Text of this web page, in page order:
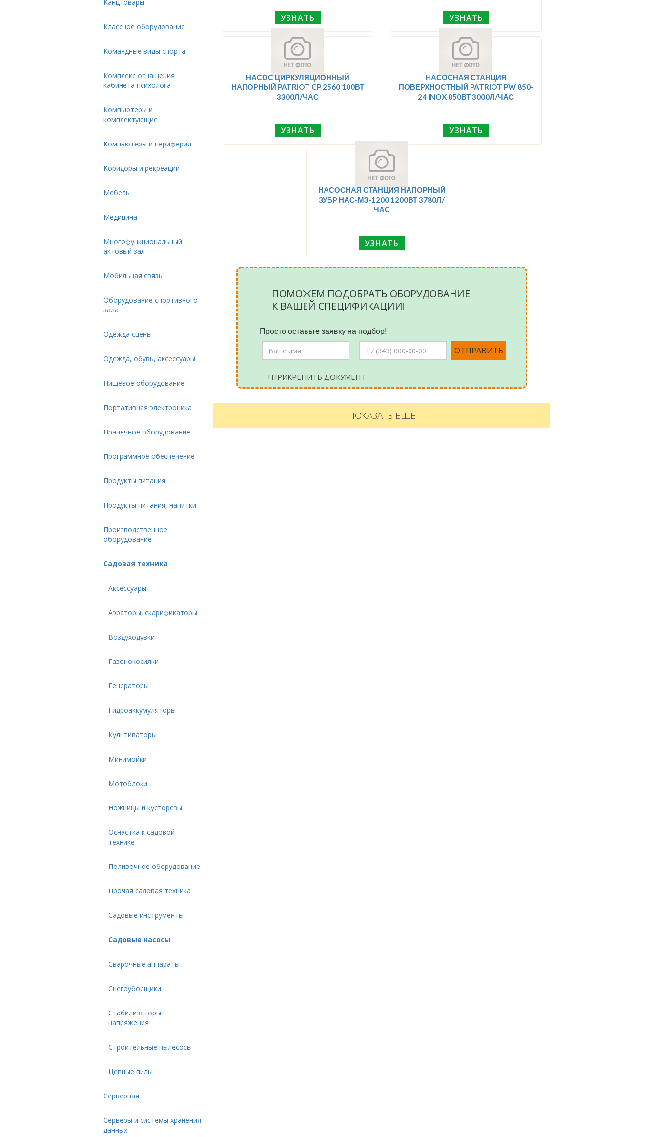
Канцтовары
Классное оборудование
Командные виды спорта
Комплекс оснащения
кабинета психолога
Компьютеры и
комплектующие
Компьютеры и периферия
Коридоры и рекреации
Мебель
Медицина
Многофункциональный
актовый зал
Мобильная связь
Оборудование спортивного
зала
Одежда сцены
Одежда, обувь, аксессуары
Пищевое оборудование
Портативная электроника
Прачечное оборудование
Программное обеспечение
Продукты питания
Продукты питания, напитки
Производственное
оборудование
Садовая техника
Аксессуары
Аэраторы, скарификаторы
Воздуходувки
Газонокосилки
Генераторы
Гидроаккумуляторы
Культиваторы
Минимойки
Мотоблоки
Ножницы и кусторезы
Оснастка к садовой
технике
Поливочное оборудование
Прочая садовая техника
Садовые инструменты
Садовые насосы
Сварочные аппараты
Снегоуборщики
Стабилизаторы
напряжения
Строительные пылесосы
Цепные пилы
Серверная
Серверы и системы хранения
данных
УЗНАТЬ УЗНАТЬ
НАСОС ЦИРКУЛЯЦИОННЫЙ
НАПОРНЫЙ PATRIOT CP 2560 100ВТ
3300Л/ЧАС
УЗНАТЬ
НАСОСНАЯ СТАНЦИЯ
ПОВЕРХНОСТНЫЙ PATRIOT PW 850-
24 INOX 850ВТ 3000Л/ЧАС
УЗНАТЬ
НАСОСНАЯ СТАНЦИЯ НАПОРНЫЙ
ЗУБР НАС-М3-1200 1200ВТ 3780Л/
ЧАС
УЗНАТЬ
ПОМОЖЕМ ПОДОБРАТЬ ОБОРУДОВАНИЕ
К ВАШЕЙ СПЕЦИФИКАЦИИ!
Просто оставьте заявку на подбор!
+ПРИКРЕПИТЬ ДОКУМЕНТ
ПОКАЗАТЬ ЕЩЕ